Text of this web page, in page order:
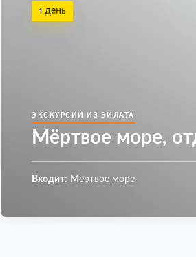
1 день
ЭКСКУРСИИ ИЗ ЭЙЛАТА
Мёртвое море,
Входит: Мертвое море